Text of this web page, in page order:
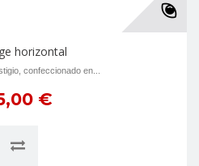
horizontal
confeccionado en...
€